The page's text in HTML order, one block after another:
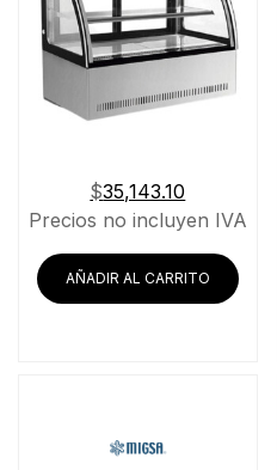
$35,143.10
Precios no incluyen IVA
AÑADIR AL CARRITO